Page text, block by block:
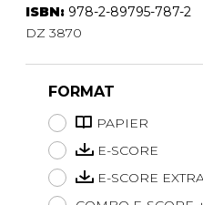
ISBN: 978-2-89795-787-2
DZ 3870
FORMAT
PAPIER
E-SCORE
E-SCORE